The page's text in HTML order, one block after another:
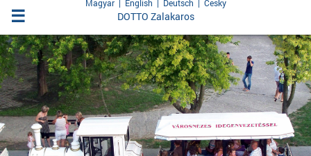
☰ DOTTO Zalakaros
Magyar| English Deutsch Česky